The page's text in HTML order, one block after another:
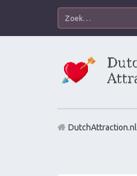
DutchAttraction.nl